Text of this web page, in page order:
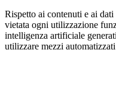
Rispetto ai contenuti e ai
vietata ogni utilizzazione
intelligenza artificiale
utilizzare mezzi